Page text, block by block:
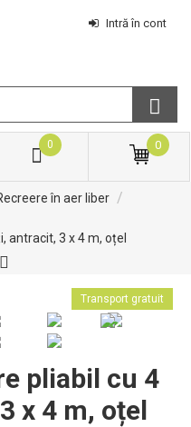
Intră în cont
0 0
în aer liber /
antracit, 3 x 4 m, oțel
Transport gratuit
pliabil cu 4
x 4 m, oțel